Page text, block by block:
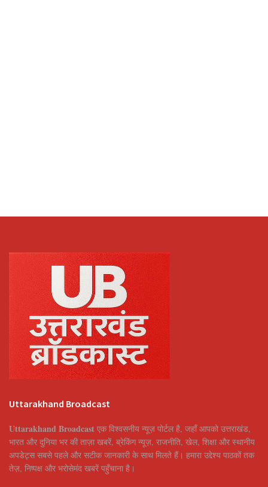
Uttarakhand Broadcast
Uttarakhand Broadcast एक विश्वसनीय न्यूज़ पोर्टल है, जहाँ आपको उत्तराखंड,
भारत और दुनिया भर की ताज़ा खबरें, ब्रेकिंग न्यूज़, राजनीति, खेल, शिक्षा और स्थानीय
अपडेट्स सबसे पहले और सटीक जानकारी के साथ मिलते हैं। हमारा उद्देश्य पाठकों तक
तेज़, निष्पक्ष और भरोसेमंद खबरें पहुँचाना है।